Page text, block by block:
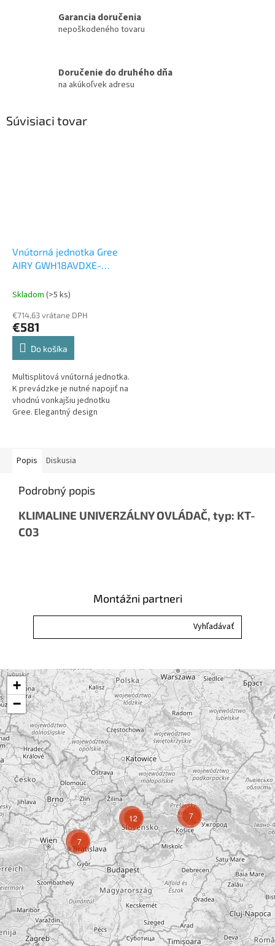
Garancia doručenia
nepoškodeného tovaru
Doručenie do druhého dňa
na akúkoľvek adresu
Súvisiaci tovar
Vnútorná jednotka Gree
AIRY GWH18AVDXE-
jednotka k Multi Split
Skladom (>5 ks)
€714,63 vrátane DPH
€581
Do košíka
Multisplitová vnútorná jednotka.
K prevádzke je nutné napojiť na
vhodnú vonkajšiu jednotku
Gree. Elegantný design
Popis Diskusia
Podrobný popis
KLIMALINE UNIVERZÁLNY OVLÁDAČ, typ: KT-
C03
Montážni partneri
7
7
12
+
−